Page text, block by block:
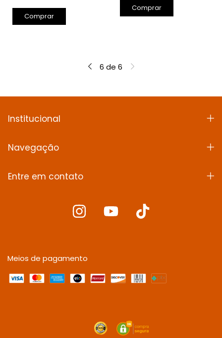
Comprar
Comprar
6 de 6
Institucional
Navegação
Entre em contato
Meios de pagamento